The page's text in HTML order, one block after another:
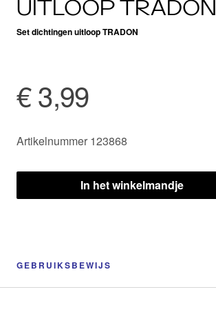
UITLOOP TRADON
Set dichtingen uitloop TRADON
€ 3,99
Artikelnummer 123868
In het winkelmandje
GEBRUIKSBEWIJS